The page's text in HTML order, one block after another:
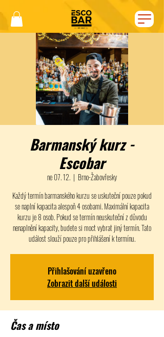
Barmanský kurz -
Escobar
ne 07. 12.
  |
Brno-Žabovřesky
Každý termín barmanského kurzu se uskuteční pouze pokud
se naplní kapacita alespoň 4 osobami. Maximální kapacita
kurzu je 8 osob. Pokud se termín neuskuteční z důvodu
nenaplnění kapacity, budete si moct vybrat jiný termín. Tato
událost slouží pouze pro přihlášení k termínu.
Přihlašování uzavřeno
Zobrazit další události
Čas a místo